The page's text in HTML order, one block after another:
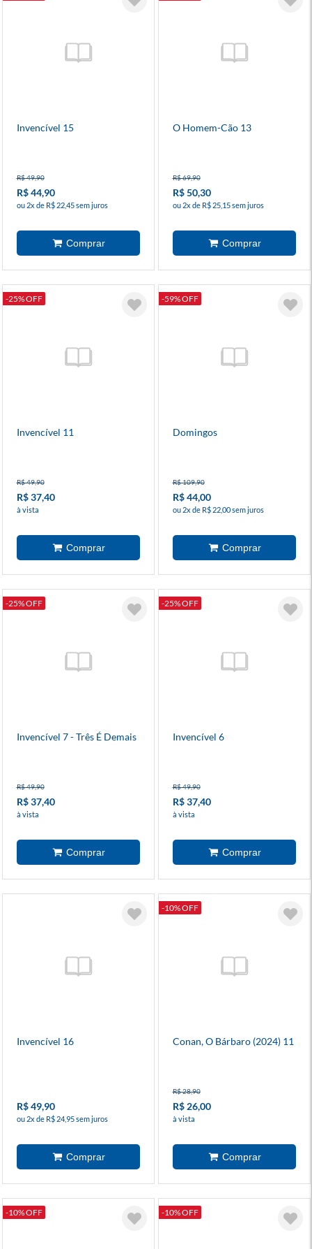
Invencível 15
R$ 49,90
R$ 44,90
ou 2x de R$ 22,45 sem juros
O Homem-Cão 13
R$ 69,90
R$ 50,30
ou 2x de R$ 25,15 sem juros
-25% OFF
Invencível 11
R$ 49,90
R$ 37,40
à vista
-59% OFF
Domingos
R$ 109,90
R$ 44,00
ou 2x de R$ 22,00 sem juros
-25% OFF
Invencível 7 - Três É Demais
R$ 49,90
R$ 37,40
à vista
-25% OFF
Invencível 6
R$ 49,90
R$ 37,40
à vista
Invencível 16
R$ 49,90
ou 2x de R$ 24,95 sem juros
-10% OFF
Conan, O Bárbaro (2024) 11
R$ 28,90
R$ 26,00
à vista
-10% OFF -10% OFF